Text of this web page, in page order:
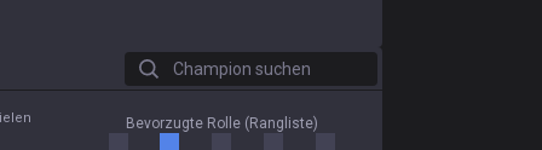
Champion suchen
Bevorzugte Rolle (Rangliste)